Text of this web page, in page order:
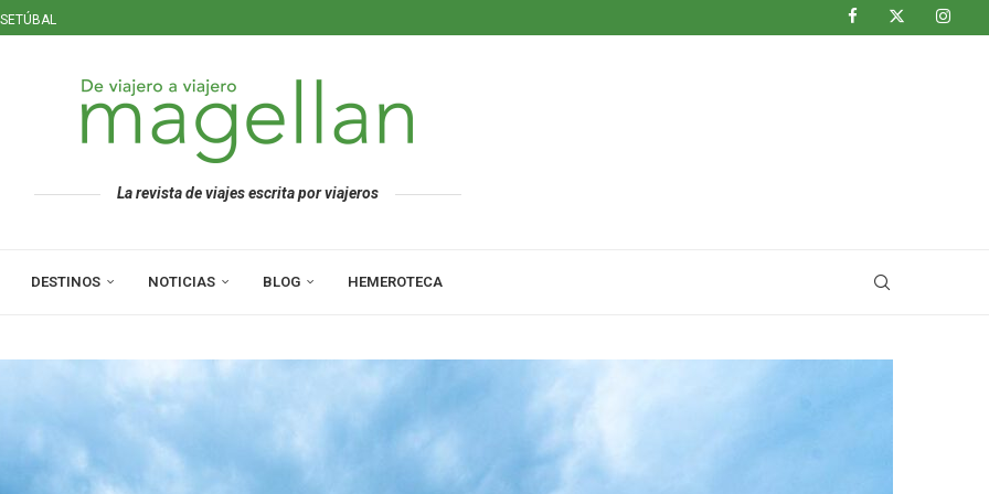
La revista de viajes escrita por viajeros
DESTINOS NOTICIAS BLOG HEMEROTECA